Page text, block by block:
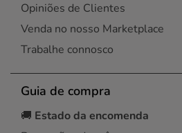
Opiniões de Clientes
Venda no nosso Marketplace
Trabalhe connosco
Guia de compra
🚚 Estado da encomenda